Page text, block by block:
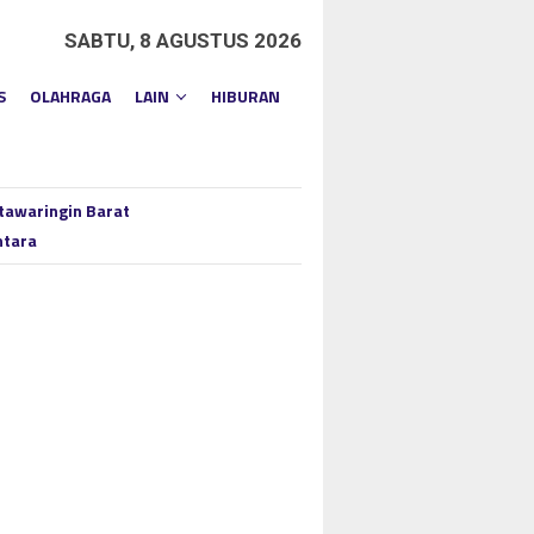
SABTU, 8 AGUSTUS 2026
OLAHRAGA LAIN HIBURAN
Barat